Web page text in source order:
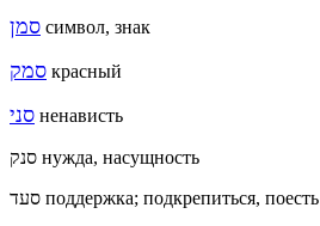
סמן символ, знак
סמק красный
סני ненависть
סנק нужда, насущность
סעד поддержка; подкрепиться, поесть